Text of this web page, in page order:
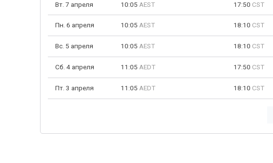
Вт. 7 апреля 10:05 AEST 17:50 CST
Пн. 6 апреля 10:05 AEST 18:10 CST
Вс. 5 апреля 10:05 AEST 18:10 CST
Сб. 4 апреля 11:05 AEDT 17:50 CST
Пт. 3 апреля 11:05 AEDT 18:10 CST